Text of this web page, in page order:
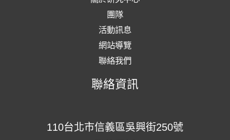
團隊
活動訊息
網站導覽
聯絡我們
聯絡資訊
110台北市信義區吳興街250號